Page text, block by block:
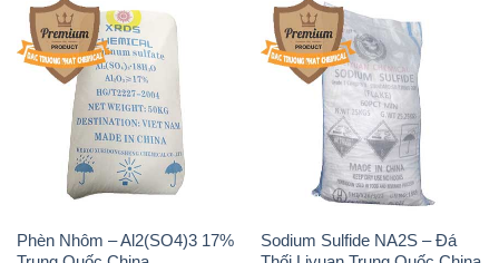
Phèn Nhôm – Al2(SO4)3 17%
Trung Quốc China
Sodium Sulfide NA2S – Đá
Thối Liyuan Trung Quốc China